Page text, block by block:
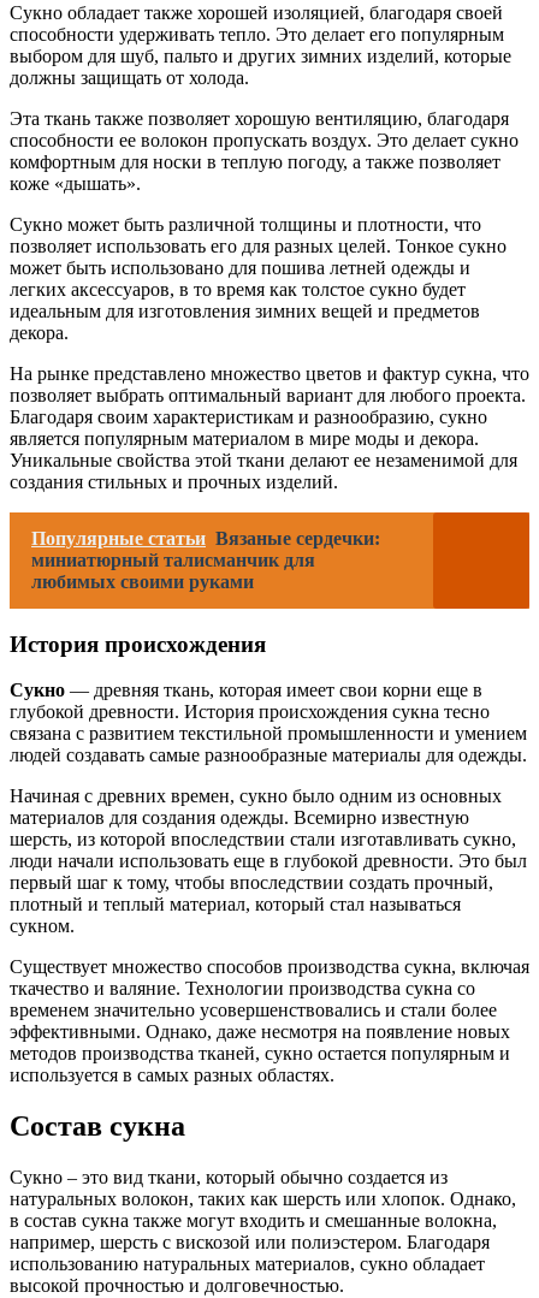
Сукно обладает также хорошей изоляцией, благодаря своей
способности удерживать тепло. Это делает его популярным
выбором для шуб, пальто и других зимних изделий, которые
должны защищать от холода.
Эта ткань также позволяет хорошую вентиляцию, благодаря
способности ее волокон пропускать воздух. Это делает сукно
комфортным для носки в теплую погоду, а также позволяет
коже «дышать».
Сукно может быть различной толщины и плотности, что
позволяет использовать его для разных целей. Тонкое сукно
может быть использовано для пошива летней одежды и
легких аксессуаров, в то время как толстое сукно будет
идеальным для изготовления зимних вещей и предметов
декора.
На рынке представлено множество цветов и фактур сукна, что
позволяет выбрать оптимальный вариант для любого проекта.
Благодаря своим характеристикам и разнообразию, сукно
является популярным материалом в мире моды и декора.
Уникальные свойства этой ткани делают ее незаменимой для
создания стильных и прочных изделий.
Популярные статьи Вязаные сердечки:
миниатюрный талисманчик для
любимых своими руками
История происхождения
Сукно — древняя ткань, которая имеет свои корни еще в
глубокой древности. История происхождения сукна тесно
связана с развитием текстильной промышленности и умением
людей создавать самые разнообразные материалы для одежды.
Начиная с древних времен, сукно было одним из основных
материалов для создания одежды. Всемирно известную
шерсть, из которой впоследствии стали изготавливать сукно,
люди начали использовать еще в глубокой древности. Это был
первый шаг к тому, чтобы впоследствии создать прочный,
плотный и теплый материал, который стал называться
сукном.
Существует множество способов производства сукна, включая
ткачество и валяние. Технологии производства сукна со
временем значительно усовершенствовались и стали более
эффективными. Однако, даже несмотря на появление новых
методов производства тканей, сукно остается популярным и
используется в самых разных областях.
Состав сукна
Сукно – это вид ткани, который обычно создается из
натуральных волокон, таких как шерсть или хлопок. Однако,
в состав сукна также могут входить и смешанные волокна,
например, шерсть с вискозой или полиэстером. Благодаря
использованию натуральных материалов, сукно обладает
высокой прочностью и долговечностью.